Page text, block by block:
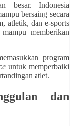
besar. Indonesia
bersaing secara
atletik, dan e-sports
memberikan
program
untuk memperbaiki
atlet.
dan